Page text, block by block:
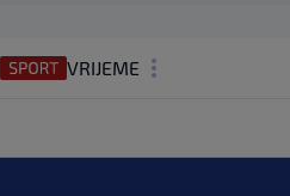
VRIJEME
REGIJA